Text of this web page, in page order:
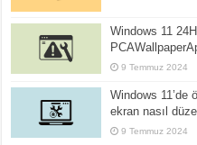
Windows 11
9 Temmuz 2024
Windows 11’de
ekran nasıl
9 Temmuz 2024